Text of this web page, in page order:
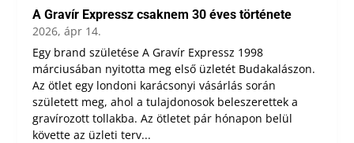
A Gravír Expressz csaknem 30 éves története
2026, ápr 14.
Egy brand születése A Gravír Expressz 1998
márciusában nyitotta meg első üzletét Budakalászon.
Az ötlet egy londoni karácsonyi vásárlás során
született meg, ahol a tulajdonosok beleszerettek a
gravírozott tollakba. Az ötletet pár hónapon belül
követte az üzleti terv...